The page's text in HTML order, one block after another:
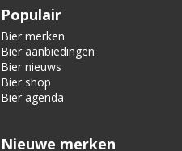
Populair
Bier merken
Bier aanbiedingen
Bier nieuws
Bier shop
Bier agenda
Nieuwe merken